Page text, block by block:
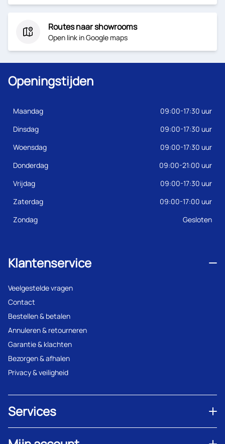
Routes naar showrooms
Open link in Google maps
Klantenservice
Veelgestelde vragen
Contact
Bestellen & betalen
Annuleren & retourneren
Garantie & klachten
Bezorgen & afhalen
Privacy & veiligheid
Services
Openingstijden
Maandag
09:00-17:30 uur
Dinsdag
09:00-17:30 uur
Woensdag
09:00-17:30 uur
Donderdag
09:00-21:00 uur
Vrijdag
09:00-17:30 uur
Zaterdag
09:00-17:00 uur
Zondag
Gesloten